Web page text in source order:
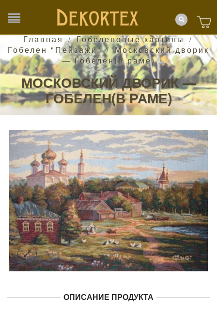
Главная / Гобеленовые картины /
Гобелен "Пейзажи" / Московский дворик
— Гобелен(в раме)
МОСКОВСКИЙ ДВОРИК —
ГОБЕЛЕН(В РАМЕ)
ОПИСАНИЕ ПРОДУКТА